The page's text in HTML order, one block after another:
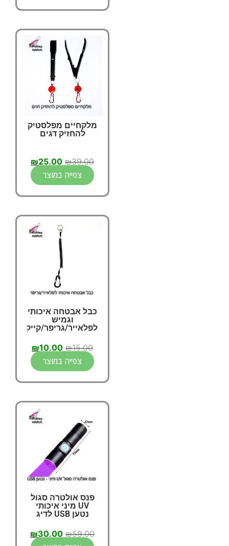
מלקחיים מפלסטיק
להחזיק דגים
₪39.00
₪25.00
צפייה במוצר
כבל אבטחה איכותי
וגמיש
לפלאייר/גריפר/קייק
₪15.00
₪10.00
צפייה במוצר
פנס אולטרה סגול
UV מיני איכותי
נטען USB לדיג
₪59.00
₪30.00